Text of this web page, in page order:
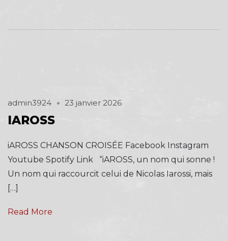
admin3924 23 janvier 2026
IAROSS
iAROSS CHANSON CROISÉE Facebook Instagram
Youtube Spotify Link “iAROSS, un nom qui sonne !
Un nom qui raccourcit celui de Nicolas Iarossi, mais
[…]
Read More